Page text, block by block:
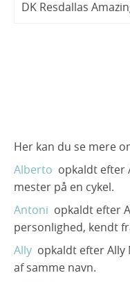
DK
DK Resdallas
Her kan du se mere
Alberto opkaldt efter
mester på en cykel.
Antoni opkaldt efter
personlighed, kendt
Ally opkaldt efter Ally
af samme navn.